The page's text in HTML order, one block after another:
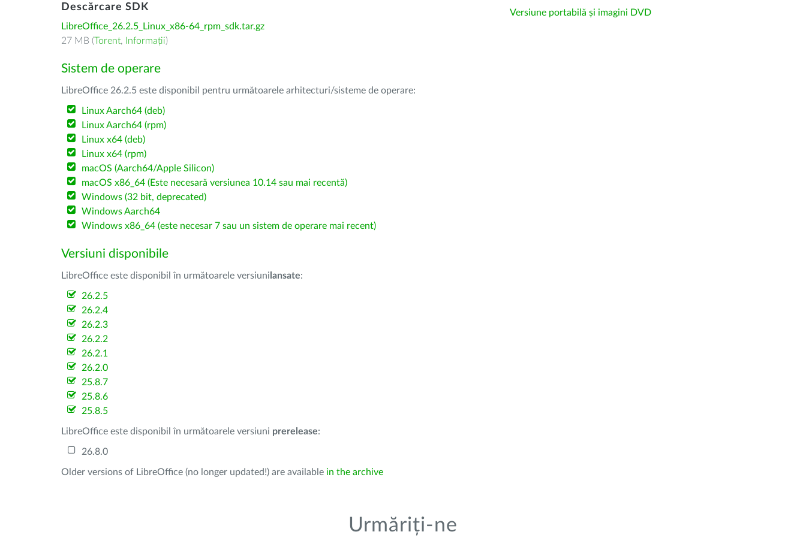
Descărcare SDK
LibreOffice_26.2.5_Linux_x86-64_rpm_sdk.tar.gz
27 MB (Torent, Informații)
Sistem de operare
LibreOffice 26.2.5 este disponibil pentru următoarele arhitecturi/sisteme de operare:
Linux Aarch64 (deb)
Linux Aarch64 (rpm)
Linux x64 (deb)
Linux x64 (rpm)
macOS (Aarch64/Apple Silicon)
macOS x86_64 (Este necesară versiunea 10.14 sau mai recentă)
Windows (32 bit, deprecated)
Windows Aarch64
Windows x86_64 (este necesar 7 sau un sistem de operare mai recent)
Versiuni disponibile
LibreOffice este disponibil în următoarele versiuni lansate:
26.2.5
26.2.4
26.2.3
26.2.2
26.2.1
26.2.0
25.8.7
25.8.6
25.8.5
LibreOffice este disponibil în următoarele versiuni prerelease:
26.8.0
Older versions of LibreOffice (no longer updated!) are available in the archive
Versiune portabilă și imagini DVD
Urmăriți-ne